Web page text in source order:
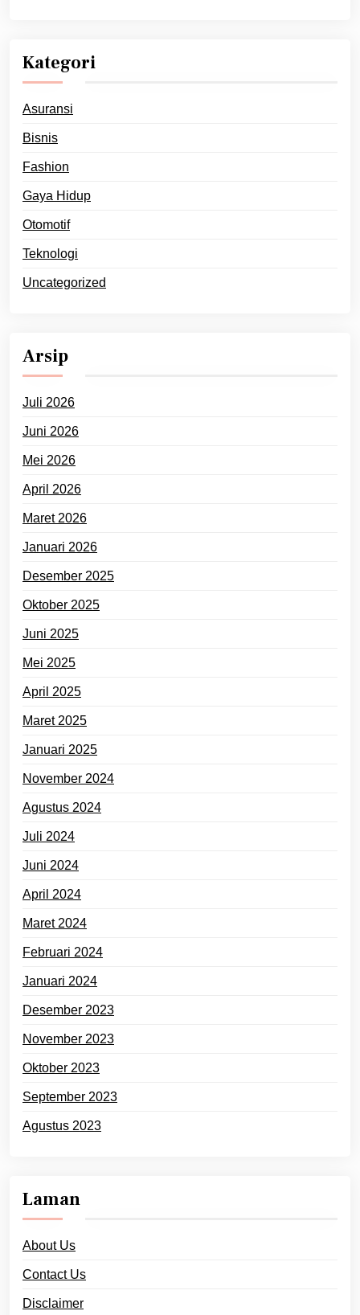
Kategori
Asuransi
Bisnis
Fashion
Gaya Hidup
Otomotif
Teknologi
Uncategorized
Arsip
Juli 2026
Juni 2026
Mei 2026
April 2026
Maret 2026
Januari 2026
Desember 2025
Oktober 2025
Juni 2025
Mei 2025
April 2025
Maret 2025
Januari 2025
November 2024
Agustus 2024
Juli 2024
Juni 2024
April 2024
Maret 2024
Februari 2024
Januari 2024
Desember 2023
November 2023
Oktober 2023
September 2023
Agustus 2023
Laman
About Us
Contact Us
Disclaimer